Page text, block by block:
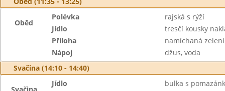
Oběd
Polévka
rajská s rýží
Jídlo
tresčí kousky
Příloha
namíchaná
Nápoj
džus, voda
Svačina (14:10 - 14:40)
Jídlo bulka s